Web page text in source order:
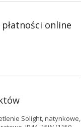
online
Solight, natynkowe,